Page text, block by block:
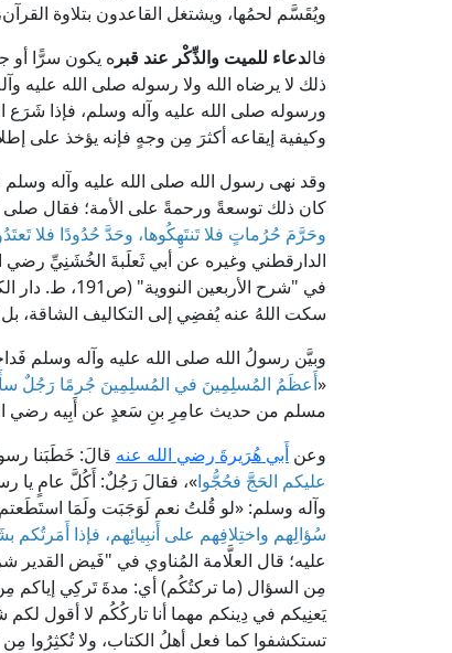
ويُقَسَّم لحمُها، ويشتغل القاعدون بتلاوة
فالدعاء للميت والذِّكْر عند قبره يكون سرًّا أو
ذلك لا يرضاه الله ولا رسوله صلى الله عليه
ورسوله صلى الله عليه وآله وسلم، فإذا شَرَع
وكيفية إيقاعه أكثرَ مِن وجهٍ فإنه يؤخذ على
وقد نهى رسول الله صلى الله عليه وآله
كان ذلك توسعةً ورحمةً على الأمة؛ فقال صلى
وحَرَّمَ حُرُماتٍ فلا تَنتَهِكُوها، وحَدَّ حُدُودًا فلا
الدارقطني وغيره عن أبي ثَعلَبةَ الخُشَنِيِّ رضي
في "شرح
سكت اللهُ عنه يُفضِي إلى التكاليف الشاقة، بل
وبيَّن رسولُ الله صلى الله عليه وآله وسلم
«أَعظَمُ المُسلِمِينَ في المُسلِمِينَ جُرمًا رَجُلٌ
مسلم من حديث عامِرِ بنِ سَعدٍ عن أَبِيه رضي
وعن أَبي هُرَيرةَ رضي الله عنه قالَ: خَطَبَنا
عليكم الحَجَّ فحُجُّوا»، فقالَ رَجُلٌ: أَكُلَّ عامٍ يا
وآله وسلم: «لو قُلتُ نعم لَوَجَبَت ولَمَا
سُؤالِهم واختِلافِهم على أَنبِيائِهم، فإذا
مِن السؤال (ما تركتُكُم) أي: مدةَ تَركِي إياكم
يَعنِيكم في دِينكم مهما أنا تاركُكُم لا أقول لكم
تستكشفوا كما فعل أهلُ الكتاب، ولا تُكثِرُوا